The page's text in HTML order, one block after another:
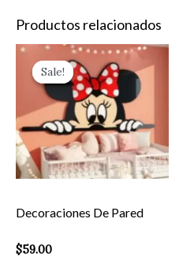
Productos relacionados
Sale!
Sale!
Decoraciones De Pared
$59.00